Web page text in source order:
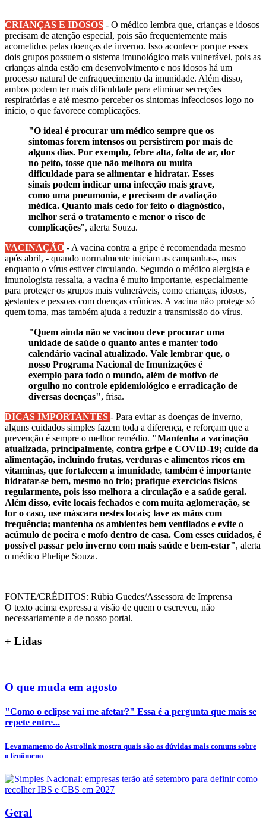
CRIANÇAS E IDOSOS - O médico lembra que, crianças e idosos
precisam de atenção especial, pois são frequentemente mais
acometidos pelas doenças de inverno. Isso acontece porque esses
dois grupos possuem o sistema imunológico mais vulnerável, pois as
crianças ainda estão em desenvolvimento e nos idosos há um
processo natural de enfraquecimento da imunidade. Além disso,
ambos podem ter mais dificuldade para eliminar secreções
respiratórias e até mesmo perceber os sintomas infecciosos logo no
início, o que favorece complicações.
"O ideal é procurar um médico sempre que os
sintomas forem intensos ou persistirem por mais de
alguns dias. Por exemplo, febre alta, falta de ar, dor
no peito, tosse que não melhora ou muita
dificuldade para se alimentar e hidratar. Esses
sinais podem indicar uma infecção mais grave,
como uma pneumonia, e precisam de avaliação
médica. Quanto mais cedo for feito o diagnóstico,
melhor será o tratamento e menor o risco de
complicações", alerta Souza.
VACINAÇÃO - A vacina contra a gripe é recomendada mesmo
após abril, - quando normalmente iniciam as campanhas-, mas
enquanto o vírus estiver circulando. Segundo o médico alergista e
imunologista ressalta, a vacina é muito importante, especialmente
para proteger os grupos mais vulneráveis, como crianças, idosos,
gestantes e pessoas com doenças crônicas. A vacina não protege só
quem toma, mas também ajuda a reduzir a transmissão do vírus.
"Quem ainda não se vacinou deve procurar uma
unidade de saúde o quanto antes e manter todo
calendário vacinal atualizado. Vale lembrar que, o
nosso Programa Nacional de Imunizações é
exemplo para todo o mundo, além de motivo de
orgulho no controle epidemiológico e erradicação de
diversas doenças", frisa.
DICAS IMPORTANTES - Para evitar as doenças de inverno,
alguns cuidados simples fazem toda a diferença, e reforçam que a
prevenção é sempre o melhor remédio. "Mantenha a vacinação
atualizada, principalmente, contra gripe e COVID-19; cuide da
alimentação, incluindo frutas, verduras e alimentos ricos em
vitaminas, que fortalecem a imunidade, também é importante
hidratar-se bem, mesmo no frio; pratique exercícios físicos
regularmente, pois isso melhora a circulação e a saúde geral.
Além disso, evite locais fechados e com muita aglomeração, se
for o caso, use máscara nestes locais; lave as mãos com
frequência; mantenha os ambientes bem ventilados e evite o
acúmulo de poeira e mofo dentro de casa. Com esses cuidados, é
possível passar pelo inverno com mais saúde e bem-estar", alerta
o médico Phelipe Souza.
FONTE/CRÉDITOS: Rúbia Guedes/Assessora de Imprensa
O texto acima expressa a visão de quem o escreveu, não
necessariamente a de nosso portal.
+ Lidas
O que muda em agosto
"Como o eclipse vai me afetar?" Essa é a pergunta que mais se
repete entre...
Levantamento do Astrolink mostra quais são as dúvidas mais comuns sobre
o fenômeno
Geral